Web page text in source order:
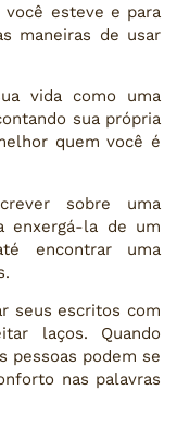
esteve e para
maneiras de usar
vida como uma
sua própria
quem você é
sobre uma
enxergá-la de um
encontrar uma
seus escritos com
laços. Quando
pessoas podem se
nas palavras